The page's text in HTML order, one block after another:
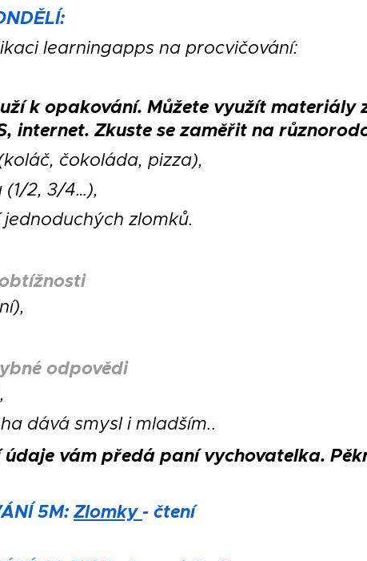
learningapps na procvičování:
k opakování. Můžete využít materiály
internet. Zkuste se zaměřit na
čokoláda, pizza),
(1/2, 3/4…),
zlomků.
odpovědi
dává smysl i mladším..
vám předá paní vychovatelka.
5M: Zlomky- čtení